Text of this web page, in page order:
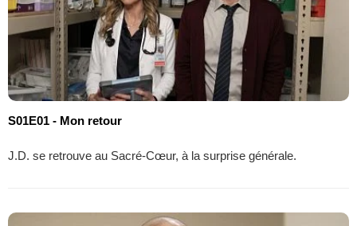
S01E01 - Mon retour
J.D. se retrouve au Sacré-Cœur, à la surprise générale.